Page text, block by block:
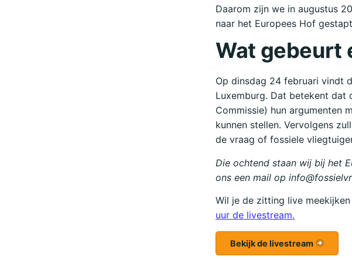
Daarom zijn we in augustus
naar het Europees Hof
Wat gebeurt
Op dinsdag 24 februari vindt
Luxemburg. Dat betekent dat
Commissie) hun argumenten
kunnen stellen. Vervolgens
de vraag of fossiele
Die ochtend staan wij bij het
ons een mail op info@
Wil je de zitting live
uur de livestream.
Bekijk de livestream